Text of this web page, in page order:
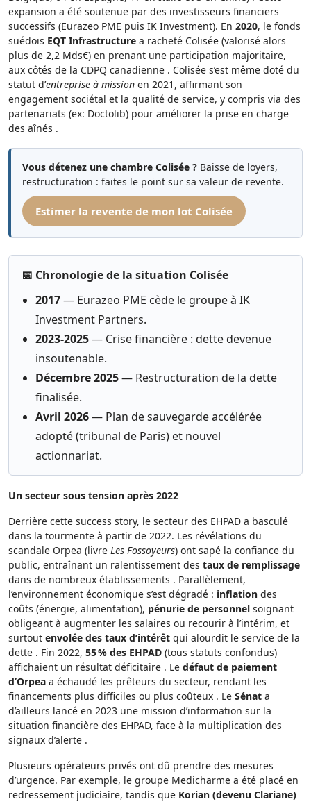
expansion a été soutenue par des investisseurs financiers
successifs (Eurazeo PME puis IK Investment). En 2020, le fonds
suédois EQT Infrastructure a racheté Colisée (valorisé alors
plus de 2,2 Mds€) en prenant une participation majoritaire,
aux côtés de la CDPQ canadienne . Colisée s’est même doté du
statut d’entreprise à mission en 2021, affirmant son
engagement sociétal et la qualité de service, y compris via des
partenariats (ex: Doctolib) pour améliorer la prise en charge
des aînés .
Vous détenez une chambre Colisée ? Baisse de loyers,
restructuration : faites le point sur sa valeur de revente.
Estimer la revente de mon lot Colisée
📅 Chronologie de la situation Colisée
2017— Eurazeo PME cède le groupe à IK
Investment Partners.
2023-2025— Crise financière : dette devenue
insoutenable.
Décembre 2025— Restructuration de la dette
finalisée.
Avril 2026— Plan de sauvegarde accélérée
adopté (tribunal de Paris) et nouvel
actionnariat.
Un secteur sous tension après 2022
Derrière cette success story, le secteur des EHPAD a basculé
dans la tourmente à partir de 2022. Les révélations du
scandale Orpea (livre Les Fossoyeurs) ont sapé la confiance du
public, entraînant un ralentissement des taux de remplissage
dans de nombreux établissements . Parallèlement,
l’environnement économique s’est dégradé : inflation des
coûts (énergie, alimentation), pénurie de personnel soignant
obligeant à augmenter les salaires ou recourir à l’intérim, et
surtout envolée des taux d’intérêt qui alourdit le service de la
dette . Fin 2022, 55 % des EHPAD (tous statuts confondus)
affichaient un résultat déficitaire . Le défaut de paiement
d’Orpea a échaudé les prêteurs du secteur, rendant les
financements plus difficiles ou plus coûteux . Le Sénat a
d’ailleurs lancé en 2023 une mission d’information sur la
situation financière des EHPAD, face à la multiplication des
signaux d’alerte .
Plusieurs opérateurs privés ont dû prendre des mesures
d’urgence. Par exemple, le groupe Medicharme a été placé en
redressement judiciaire, tandis que Korian (devenu Clariane)